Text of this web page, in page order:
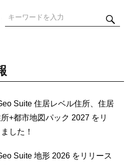
検
索:
Suite 住居レベル住所、住居
+都市地図パック 2027 をリ
した！
Suite 地形 2026 をリリース